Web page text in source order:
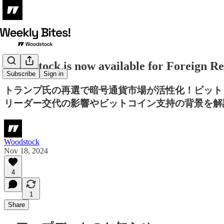
Subscribe Sign in
Woodstock is now available for Foreign
トランプ氏の再選で暗号通貨市場が活性化！ビッ
リーダー交代の影響やビットコイン支持の背景を
Woodstock
Nov 18, 2024
4
1
Share